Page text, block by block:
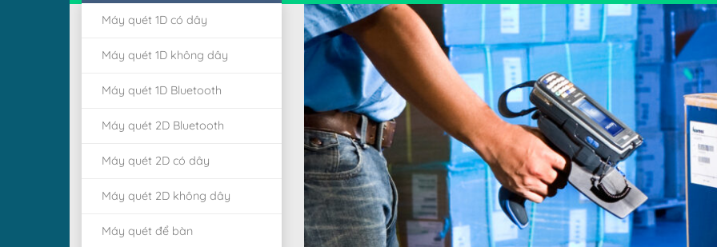
Máy quét 1D có dây
Máy quét 1D không dây
Máy quét 1D Bluetooth
Máy quét 2D Bluetooth
Máy quét 2D có dây
Máy quét 2D không dây
Máy quét để bàn